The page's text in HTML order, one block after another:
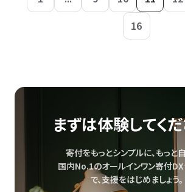
16
まずは体験してくだ
寄付をもっとシンプルに、もっと
国内No.1のオールインワン寄付
で、支援をはじめましょう。